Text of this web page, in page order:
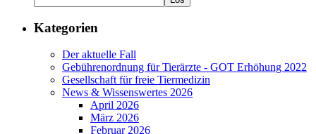
Kategorien
Der aktuelle Fall
Gebührenordnung für Tierärzte - GOT Erhöhung 2022
Gesellschaft für freie Tiermedizin
News & Wissenswertes 2026
April 2026
März 2026
Februar 2026